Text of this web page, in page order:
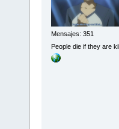
Mensajes: 351
People die if they are